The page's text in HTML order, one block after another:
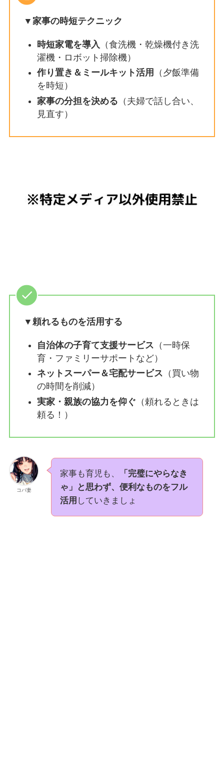
▼家事の時短テクニック
時短家電を導入 （食洗機・乾燥機付き洗
濯機・ロボット掃除機）
作り置き＆ミールキット活用
（夕飯準備
を時短）
家事の分担を決める （夫婦で話し合い、
見直す）
▼頼れるものを活用する
自治体の子育て支援サービス （一時保
育・ファミリーサポートなど）
ネットスーパー＆宅配サービス （買い物
の時間を削減）
実家・親族の協力を仰ぐ （頼れるときは
頼る！）
コバ妻
家事も育児も、
「完璧にやらなき
ゃ」と思わず、便利なものをフル
活用 していきましょ